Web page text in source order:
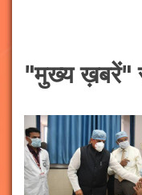
"मुख्य ख़बरें"